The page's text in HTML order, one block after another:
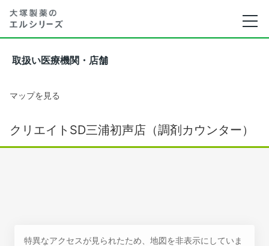
取扱い医療機関・店舗
マップを見る
クリエイトSD三浦初声店（調剤カウンター）
特異なアクセスが見られたため、地図を非表示にしていま